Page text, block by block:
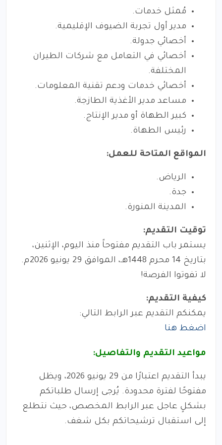
مُمثل خدمات.
مدير أول تجربة الضيوف الإقليمية.
أخصائي جدولة.
أخصائي في التعامل مع شركات الطيران
المختلفة.
أخصائي خدمات ودعم تقنية المعلومات.
مساعد مدير الأغذية الطازجة.
كبير الطهاة أو مدير الإنتاج.
رئيس الطهاة.
المواقع المتاحة للعمل:
الرياض.
جدة.
المدينة المنورة.
توقيت التقديم:
يستمر باب التقديم مفتوحاً منذ اليوم، الإثنين،
بتاريخ 14 محرم 1448هـ، الموافق 29 يونيو 2026م.
لا تفوتوا الفرصة!
كيفية التقديم:
يمكنكم التقديم عبر الرابط التالي:
اضغط هنا
مواعيد التقديم والتفاصيل:
يبدأ التقديم اعتبارًا من 29 يونيو 2026، ويظل
مفتوحًا لفترة محدودة. يُرجى إرسال طلباتكم
بشكلٍ عاجل عبر الرابط المخصص، حيث نتطلع
إلى استقبال ترشيحاتكم بكل شغف.